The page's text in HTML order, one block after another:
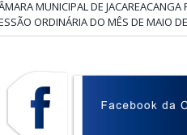
MUNICIPAL DE JACAREACANGA
ORDINÁRIA DO MÊS DE MAIO